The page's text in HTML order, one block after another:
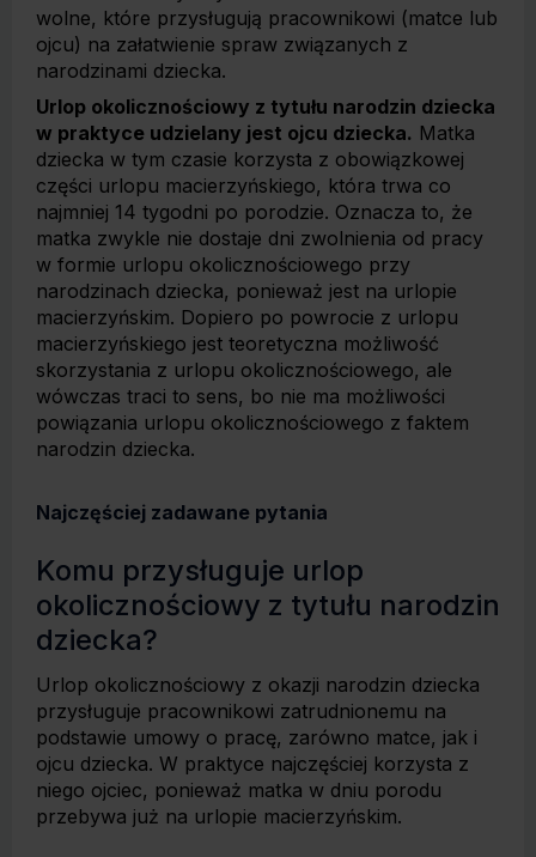
wolne, które przysługują pracownikowi (matce lub
ojcu) na załatwienie spraw związanych z
narodzinami dziecka.
Urlop okolicznościowy z tytułu narodzin dziecka
w praktyce udzielany jest ojcu dziecka. Matka
dziecka w tym czasie korzysta z obowiązkowej
części urlopu macierzyńskiego, która trwa co
najmniej 14 tygodni po porodzie. Oznacza to, że
matka zwykle nie dostaje dni zwolnienia od pracy
w formie urlopu okolicznościowego przy
narodzinach dziecka, ponieważ jest na urlopie
macierzyńskim. Dopiero po powrocie z urlopu
macierzyńskiego jest teoretyczna możliwość
skorzystania z urlopu okolicznościowego, ale
wówczas traci to sens, bo nie ma możliwości
powiązania urlopu okolicznościowego z faktem
narodzin dziecka.
Najczęściej zadawane pytania
Komu przysługuje urlop
okolicznościowy z tytułu narodzin
dziecka?
Urlop okolicznościowy z okazji narodzin dziecka
przysługuje pracownikowi zatrudnionemu na
podstawie umowy o pracę, zarówno matce, jak i
ojcu dziecka. W praktyce najczęściej korzysta z
niego ojciec, ponieważ matka w dniu porodu
przebywa już na urlopie macierzyńskim.